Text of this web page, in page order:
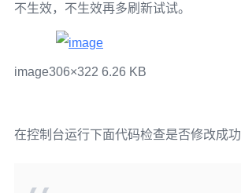
不生效，不生效再多刷新试试。
image306×322 6.26 KB
在控制台运行下面代码检查是否修改成功